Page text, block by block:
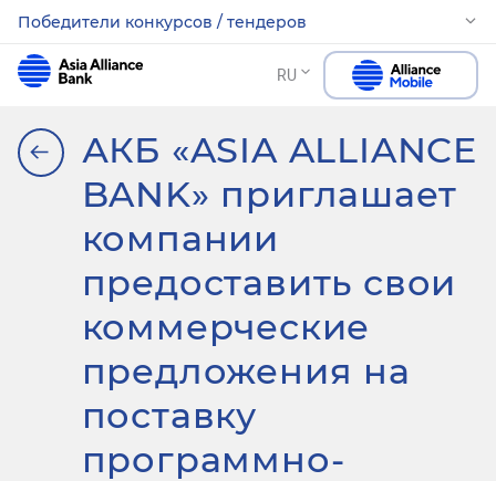
Победители конкурсов / тендеров
RU
АКБ «ASIA ALLIANCE
BANK» приглашает
компании
предоставить свои
коммерческие
предложения на
поставку
программно-